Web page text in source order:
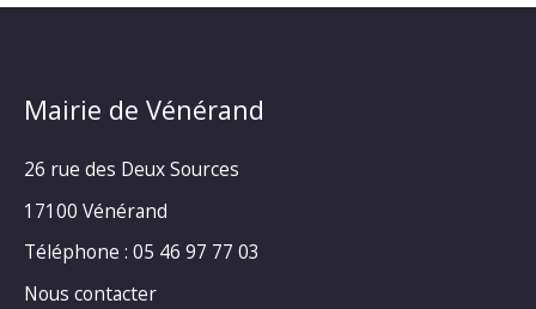
Mairie de Vénérand
26 rue des Deux Sources
17100 Vénérand
Téléphone : 05 46 97 77 03
Nous contacter